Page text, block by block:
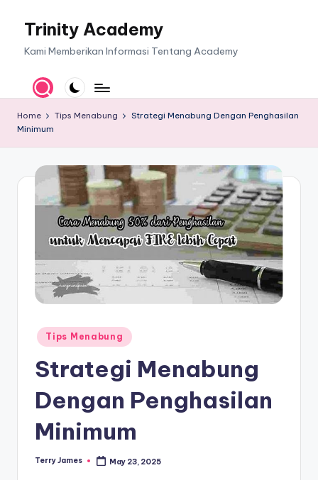
Trinity Academy
Kami Memberikan Informasi Tentang Academy
Home Tips Menabung
Strategi Menabung Dengan Penghasilan
Minimum
Posted
in
Tips Menabung
Strategi Menabung
Dengan Penghasilan
Minimum
Posted
Terry James May 23, 2025